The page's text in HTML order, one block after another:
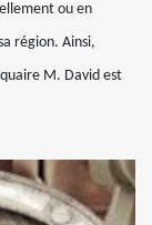
ou en
région. Ainsi,
M. David est